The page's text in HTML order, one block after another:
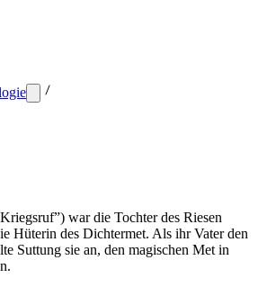
war die Tochter des Riesen
Hüterin des Dichtermet. Als ihr Vater den
Suttung sie an, den magischen Met in